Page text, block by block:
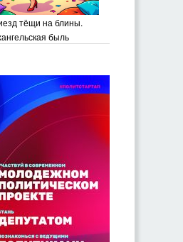
тёщи на блины.
быль